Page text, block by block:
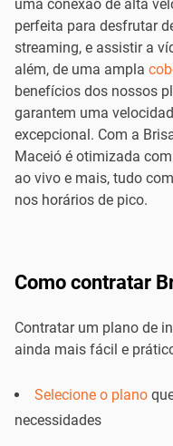
uma conexão de alta
perfeita para desfrutar
streaming, e assistir a
além, de uma ampla
benefícios dos nossos
garantem uma
excepcional. Com a
Maceió é otimizada
ao vivo e mais, tudo
nos horários de pico.
Como contratar
Contratar um plano de
ainda mais fácil e
Selecione o plano
necessidades